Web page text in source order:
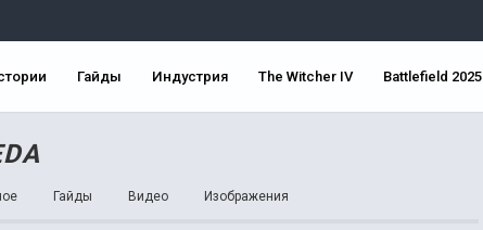
Гайды Индустрия The Witcher IV Battlefield 2025
Гайды Видео Изображения